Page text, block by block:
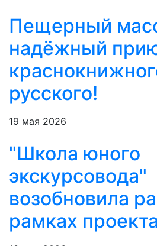
Пещерный
надёжный
русского!
19 мая 2026
"Школа юного
экскурсовода"
возобновила
рамках проекта